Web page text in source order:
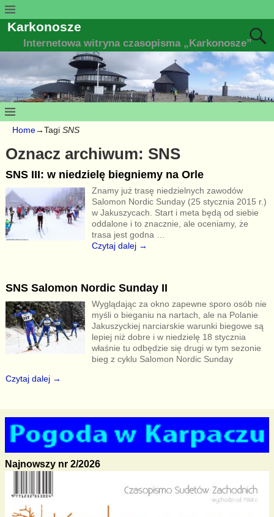
Karkonosze
Internetowa witryna czasopisma „Karkonosze”
Home→Tagi SNS
Oznacz archiwum: SNS
SNS III: w niedzielę biegniemy na Orle
Znamy już trasę niedzielnych zawodów
Salomon Nordic Sunday (25 stycznia 2015 r.)
w Jakuszycach. Start i meta będą od siebie
oddalone i to znacznie, ale oceniamy, że
trasa jest godna
Czytaj dalej →
SNS Salomon Nordic Sunday II
Wyglądając za okno zapewne sporo osób nie
myśli o bieganiu na nartach, ale na Polanie
Jakuszyckiej narciarskie warunki biegowe są
lepiej niż dobre i w niedzielę 18 stycznia
właśnie tu odbędzie się drugi w tym sezonie
bieg z cyklu Salomon Nordic Sunday
Czytaj dalej →
Najnowszy nr 2/2026